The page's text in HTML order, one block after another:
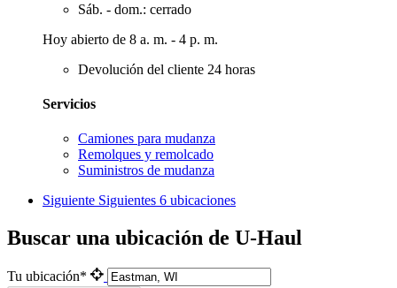
Sáb. - dom.: cerrado
Hoy abierto de 8 a. m. - 4 p. m.
Devolución del cliente 24 horas
Servicios
Camiones para mudanza
Remolques y remolcado
Suministros de mudanza
Siguiente Siguientes 6 ubicaciones
Buscar una ubicación de U-Haul
Tu ubicación*